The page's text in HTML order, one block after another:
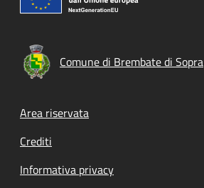
Comune di Brembate di Sopra
Footer menu
Area riservata
Crediti
Informativa privacy